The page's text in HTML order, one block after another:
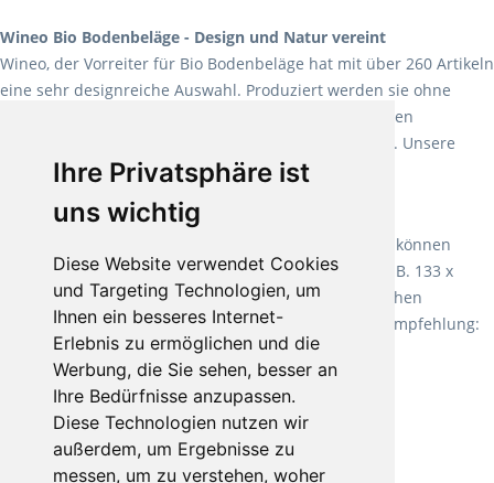
Ihre Privatsphäre ist
uns wichtig
Diese Website verwendet Cookies
und Targeting Technologien, um
Ihnen ein besseres Internet-
Erlebnis zu ermöglichen und die
Werbung, die Sie sehen, besser an
Ihre Bedürfnisse anzupassen.
Diese Technologien nutzen wir
außerdem, um Ergebnisse zu
messen, um zu verstehen, woher
Wineo Bio Bodenbeläge - Design und Natur vereint
Wineo, der Vorreiter für Bio Bodenbeläge hat mit über 260 Artikeln
eine sehr designreiche Auswahl. Produziert werden sie ohne
Weichmacher und Lösungsmittel. Mit allen verfügbaren
Verlegearten ist er für jegliche Bauvorhaben attraktiv. Unsere
Empfehlung:Wineo 1000 Multi Layer XXL.
Teppiche für ein angenehmes Laufgefühl
machen es schon lange vor. Sie können
Teppich in Ihrem gewünschten Sondermaß kaufen, z.B. 133 x
60cm. Vor allem in Schlafzimmern aufgrund der weichen
Oberfläche ein sehr beliebter Zusatzboden. Unsere Empfehlung:
Fletco Fluffy und Fletco Hermelin